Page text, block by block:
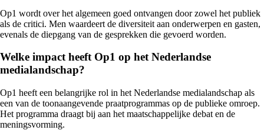
Op1 wordt over het algemeen goed ontvangen door zowel het publiek
als de critici. Men waardeert de diversiteit aan onderwerpen en gasten,
evenals de diepgang van de gesprekken die gevoerd worden.
Welke impact heeft Op1 op het Nederlandse
medialandschap?
Op1 heeft een belangrijke rol in het Nederlandse medialandschap als
een van de toonaangevende praatprogrammas op de publieke omroep.
Het programma draagt bij aan het maatschappelijke debat en de
meningsvorming.